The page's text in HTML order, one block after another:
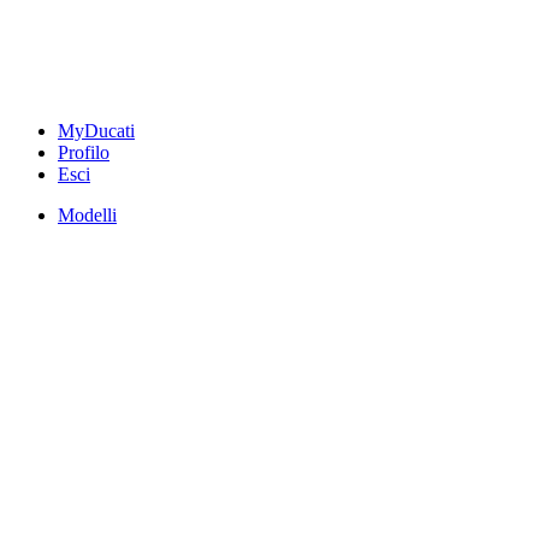
MyDucati
Profilo
Esci
Modelli